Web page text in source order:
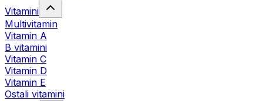
Vitamini
Multivitamin
Vitamin A
B vitamini
Vitamin C
Vitamin D
Vitamin E
Ostali vitamini